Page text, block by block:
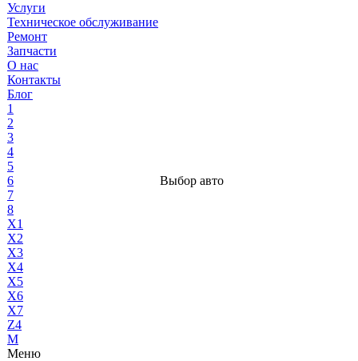
Услуги
Техническое обслуживание
Ремонт
Запчасти
О нас
Контакты
Блог
1
2
3
4
5
6
7
8
X1
X2
X3
X4
X5
X6
X7
Z4
М
Меню
Выбор авто